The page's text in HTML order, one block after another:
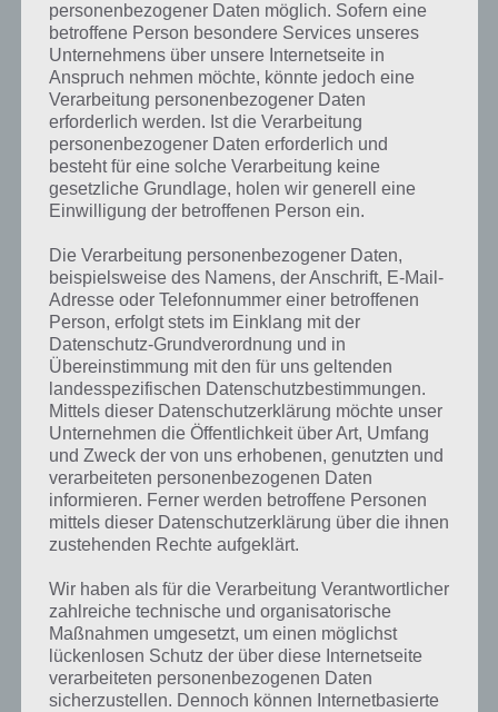
Kurze Begriffserklärung zur Lösung
Einwurf
Einwurf ist die Lösung für das tägliche Bonus Rätsel am 11.3.2020 in 4
Bilder 1 Wort, doch welche Bedeutung hat dieses eigentlich und was
gibt es dazu zu wissen? Passt das Wort auch zu Irland? Zu
bestimmten Lösungen präsentieren wir daher auch immer eine
kurze Begriffserklärung!
Der Einwurf bzw. das Einwerfen kann verschiedene Bedeutungen
haben. Zum einen das Einwerfen bei gewissen Ballspielen, unter
anderem beim Fußball, Handball, Basketball und vielen weiteren
Sportarten. Der Einwurf dient dabei der Spielfortsetzung, wenn der
personenbezogener Daten möglich. Sofern eine
betroffene Person besondere Services unseres
Unternehmens über unsere Internetseite in
Anspruch nehmen möchte, könnte jedoch eine
Verarbeitung personenbezogener Daten
erforderlich werden. Ist die Verarbeitung
personenbezogener Daten erforderlich und
besteht für eine solche Verarbeitung keine
gesetzliche Grundlage, holen wir generell eine
Einwilligung der betroffenen Person ein.
Die Verarbeitung personenbezogener Daten,
beispielsweise des Namens, der Anschrift, E-Mail-
Adresse oder Telefonnummer einer betroffenen
Person, erfolgt stets im Einklang mit der
Datenschutz-Grundverordnung und in
Übereinstimmung mit den für uns geltenden
landesspezifischen Datenschutzbestimmungen.
Mittels dieser Datenschutzerklärung möchte unser
Unternehmen die Öffentlichkeit über Art, Umfang
und Zweck der von uns erhobenen, genutzten und
verarbeiteten personenbezogenen Daten
informieren. Ferner werden betroffene Personen
mittels dieser Datenschutzerklärung über die ihnen
zustehenden Rechte aufgeklärt.
Wir haben als für die Verarbeitung Verantwortlicher
zahlreiche technische und organisatorische
Maßnahmen umgesetzt, um einen möglichst
lückenlosen Schutz der über diese Internetseite
verarbeiteten personenbezogenen Daten
sicherzustellen. Dennoch können Internetbasierte